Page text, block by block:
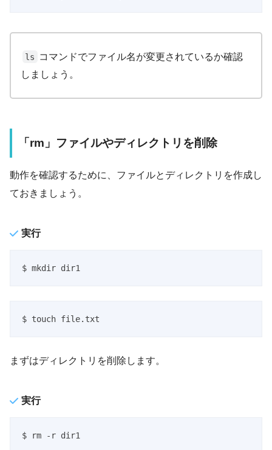
ls
コマンドでファイル名が変更されているか確認
しましょう。
「rm」ファイルやディレクトリを削除
動作を確認するために、ファイルとディレクトリを作成し
ておきましょう。
実行
$ mkdir dir1
$ touch file.txt
まずはディレクトリを削除します。
実行
$ rm -r dir1